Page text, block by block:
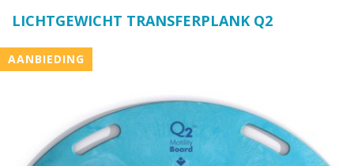
LICHTGEWICHT TRANSFERPLANK Q2
AANBIEDING